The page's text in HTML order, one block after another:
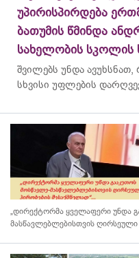
უპირისპირდება
ბათუმის წმინდა
სახელობის სკოლის
შვილებს უნდა
სხვისი უფლების
„დირექტორმა ყველაფერი უნდა
მასწავლებლებისთვის ღირსეული